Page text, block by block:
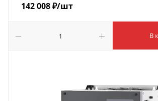
142 008₽/шт
В